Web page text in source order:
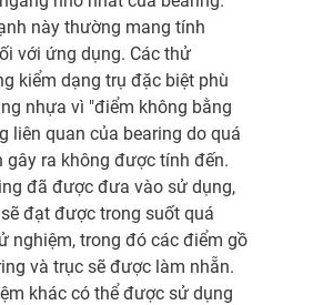
này thường mang tính
với ứng dụng. Các thử
kiểm dạng trụ đặc biệt phù
nhựa vì "điểm không bằng
liên quan của bearing do quá
gây ra không được tính đến.
đã được đưa vào sử dụng,
đạt được trong suốt quá
nghiệm, trong đó các điểm gồ
và trục sẽ được làm nhẵn.
khác có thể được sử dụng